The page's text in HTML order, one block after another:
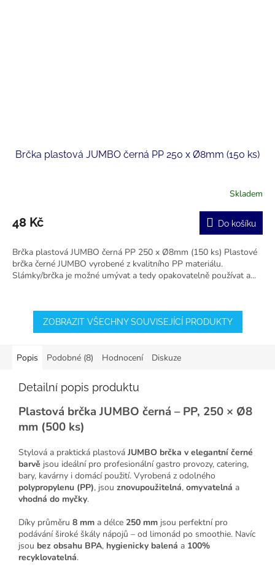
Brčka plastová JUMBO černá PP 250 x Ø8mm (150 ks)
produktu
je
z
5
hvězdiček.
Skladem
48 Kč Do košíku
Brčka plastová JUMBO černá PP 250 x Ø8mm (150 ks) Plastové
brčka černé JUMBO vyrobené z kvalitního PP materiálu.
Slámky/brčka je možné umývat a tedy opakovatelně používat a...
ZOBRAZIT VŠECHNY SOUVISEJÍCÍ PRODUKTY
Popis Podobné (8) Hodnocení Diskuze
Detailní popis produktu
Plastová brčka JUMBO černá – PP, 250 × Ø8
mm (500 ks)
Stylová a praktická plastová JUMBO brčka v elegantní černé
barvě jsou ideální pro profesionální gastro provozy, catering,
bary, kavárny i domácí použití. Vyrobená z odolného
polypropylenu (PP), jsou znovupoužitelná, omyvatelná a
vhodná do myčky.
Díky průměru 8 mm a délce 250 mm jsou perfektní pro
podávání široké škály nápojů – od limonád po smoothie. Navíc
jsou bez obsahu BPA, hygienicky balená a 100%
recyklovatelná.